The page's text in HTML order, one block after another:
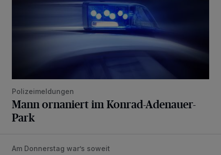
Polizeimeldungen
Mann ornaniert im Konrad-Adenauer-
Park
Festspiele Neersen: Die 20 000 sind voll!
Am Donnerstag war’s soweit